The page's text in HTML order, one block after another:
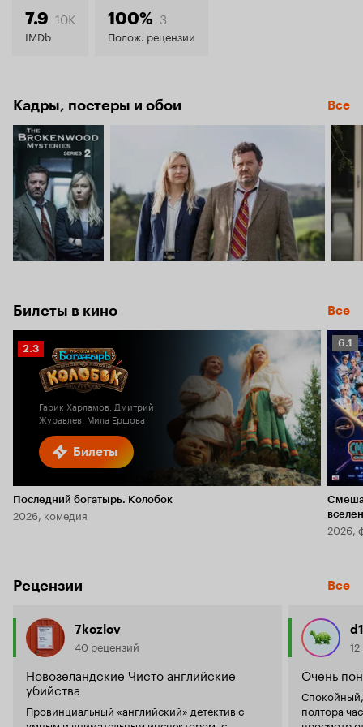
7.0
7.9 10K
IMDb
100% 3
Полож. рецензии
Кадры, постеры и обои Все
Билеты в кино Все
Билеты
Рейтинг
Кинопоиска
2.3
Гарик Харламов, Дмитрий
Журавлев, Мила Ершова
Последний богатырь. Колобок
2026, комедия
6.1
6.1
2026,
Рецензии Все
7kozlov
40 рецензий
Новозеландские Чисто английские
убийства
Провинциальный «английский» детектив с
Очень
полтора